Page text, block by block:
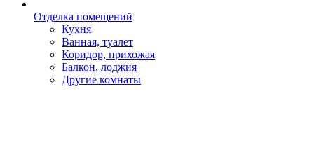
Отделка помещений
Кухня
Ванная, туалет
Коридор, прихожая
Балкон, лоджия
Другие комнаты